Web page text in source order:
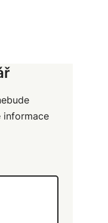
informace